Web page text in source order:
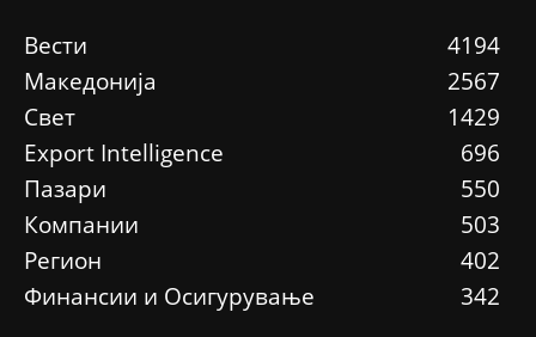
Вести
4194
Македонија
2567
Свет
1429
Еxport Intelligence
696
Пазари
550
Компании
503
Регион
402
Финансии и Осигурување
342